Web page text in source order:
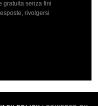
gratuita senza fini
rivolgersi